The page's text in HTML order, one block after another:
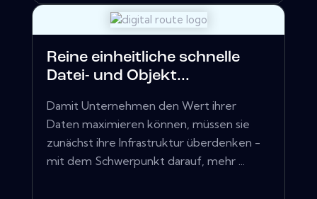
Reine einheitliche schnelle
Datei- und Objekt...
Damit Unternehmen den Wert ihrer
Daten maximieren können, müssen sie
zunächst ihre Infrastruktur überdenken -
mit dem Schwerpunkt darauf, mehr ...